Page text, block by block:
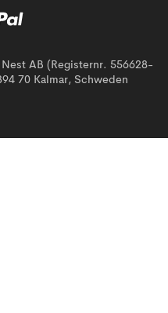
AB (Registernr. 556628-
70 Kalmar, Schweden